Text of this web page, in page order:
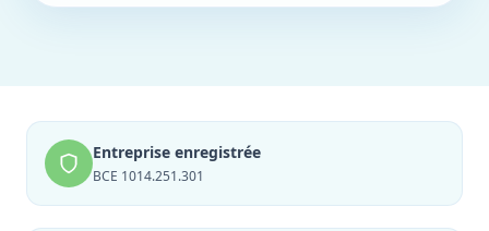
Entreprise enregistrée
BCE 1014.251.301